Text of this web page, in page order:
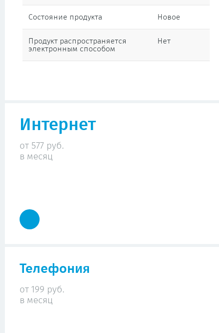
Состояние продукта Новое
Продукт распространяется
электронным способом
Нет
Интернет
от 577 руб.
в месяц
Телефония
от 199 руб.
в месяц